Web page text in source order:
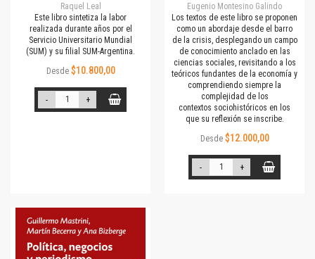
Raquel Leal
Este libro sintetiza la labor
realizada durante años por el
Servicio Universitario Mundial
(SUM) y su filial SUM-Argentina.
Desde $10.800,00
- +
Eugenio Montesino Galindo
Los textos de este libro se proponen
como un abordaje desde el barro
de la crisis, desplegando un campo
de conocimiento anclado en las
ciencias sociales, revisitando a los
teóricos fundantes de la economía y
comprendiendo siempre la
complejidad de los
contextos sociohistóricos en los
que su reflexión se inscribe.
Desde $12.000,00
- +